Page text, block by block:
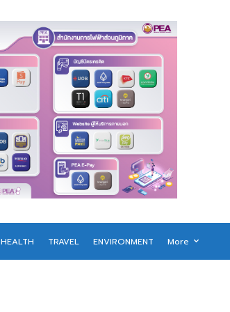
HEALTH TRAVEL ENVIRONMENT More